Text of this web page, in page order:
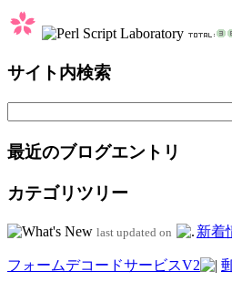
サイト内検索
最近のブログエントリ
カテゴリツリー
last updated on 新着
フォームデコードサービスV2